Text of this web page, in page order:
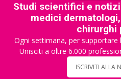
Studi scientifici e
medici
chirurghi
Ogni settimana, per
Unisciti a oltre 6.000
ISCRIVITI ALLA